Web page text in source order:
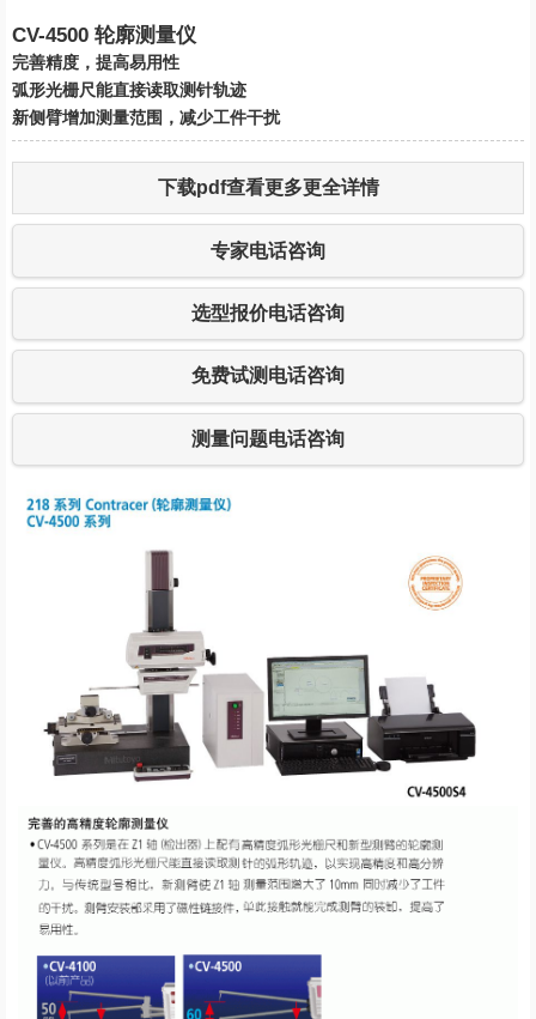
CV-4500 轮廓测量仪
完善精度，提高易用性
弧形光栅尺能直接读取测针轨迹
新侧臂增加测量范围，减少工件干扰
下载pdf查看更多更全详情
专家电话咨询
选型报价电话咨询
免费试测电话咨询
测量问题电话咨询